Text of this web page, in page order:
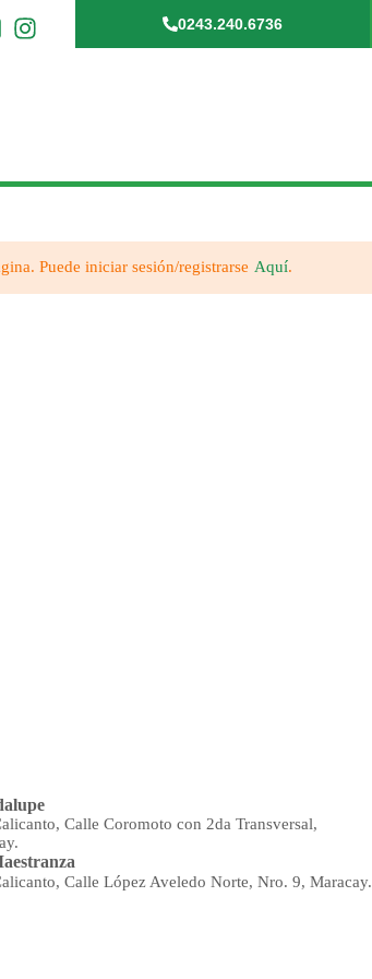
0243.240.6736
Puede iniciar sesión/registrarse Aquí.
Calle Coromoto con 2da Transversal,
Calle López Aveledo Norte, Nro. 9, Maracay.